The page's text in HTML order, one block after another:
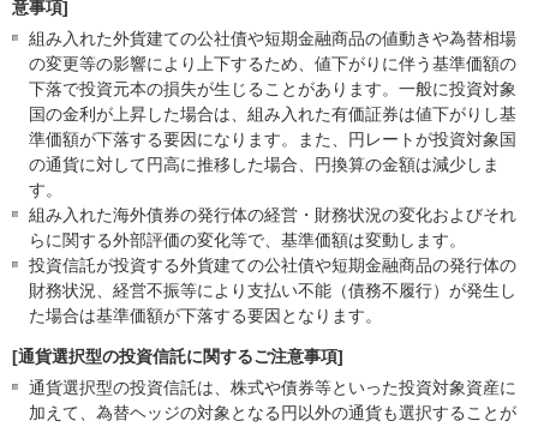
意事項]
組み入れた外貨建ての公社債や短期金融商品の値動きや為替相場
の変更等の影響により上下するため、値下がりに伴う基準価額の
下落で投資元本の損失が生じることがあります。一般に投資対象
国の金利が上昇した場合は、組み入れた有価証券は値下がりし基
準価額が下落する要因になります。また、円レートが投資対象国
の通貨に対して円高に推移した場合、円換算の金額は減少しま
す。
組み入れた海外債券の発行体の経営・財務状況の変化およびそれ
らに関する外部評価の変化等で、基準価額は変動します。
投資信託が投資する外貨建ての公社債や短期金融商品の発行体の
財務状況、経営不振等により支払い不能（債務不履行）が発生し
た場合は基準価額が下落する要因となります。
[通貨選択型の投資信託に関するご注意事項]
通貨選択型の投資信託は、株式や債券等といった投資対象資産に
加えて、為替ヘッジの対象となる円以外の通貨も選択することが